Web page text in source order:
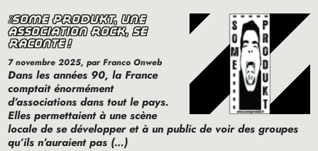
some produkt, une
association rock, se
raconte!
7 novembre 2025, par Franco Onweb
Dans les années 90, la France
comptait énormément
d’associations dans tout le pays.
Elles permettaient à une scène
locale de se développer et à un public de voir des groupes
qu’ils n’auraient pas (…)